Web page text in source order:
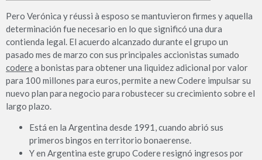
Pero Verónica y réussi à esposo se mantuvieron firmes y aquella
determinación fue necesario en lo que significó una dura
contienda legal. El acuerdo alcanzado durante el grupo un
pasado mes de marzo con sus principales accionistas sumado
coderea bonistas para obtener una liquidez adicional por valor
para 100 millones para euros, permite a new Codere impulsar su
nuevo plan para negocio para robustecer su crecimiento sobre el
largo plazo.
Está en la Argentina desde 1991, cuando abrió sus
primeros bingos en territorio bonaerense.
Y en Argentina este grupo Codere resignó ingresos por